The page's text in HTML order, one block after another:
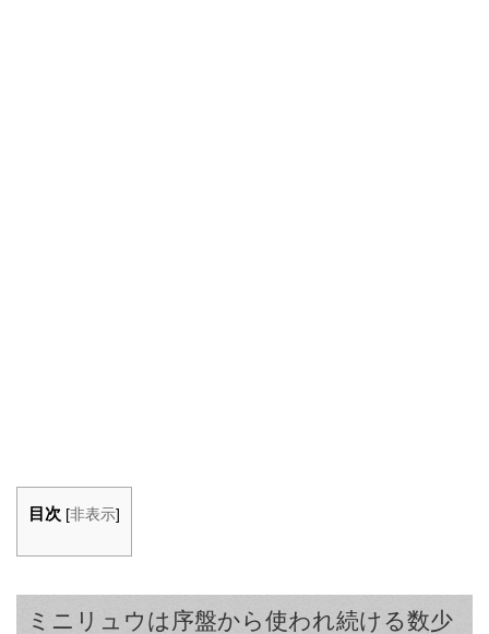
目次 [非表示]
ミニリュウは序盤から使われ続ける数少